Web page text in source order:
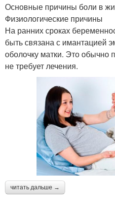
Основные причины боли в
Физиологические причины
На ранних сроках
быть связана с имантацией
оболочку матки. Это обычно
не требует лечения.
читать дальше →